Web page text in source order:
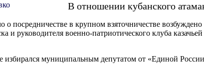
В отношении кубанского
о посредничестве в крупном взяточничестве
и руководителя военно-патриотического клуба
избирался муниципальным депутатом от «Единой